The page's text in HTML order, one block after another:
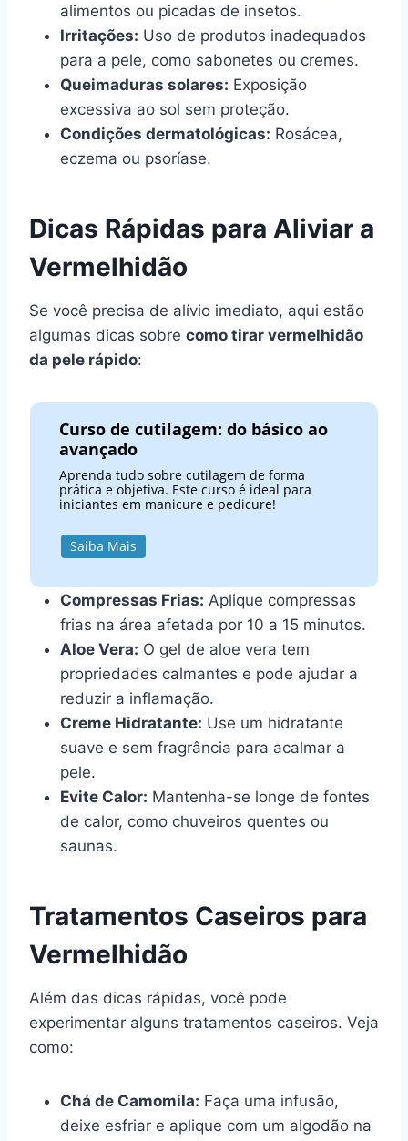
alimentos ou picadas de insetos.
Irritações: Uso de produtos inadequados
para a pele, como sabonetes ou cremes.
Queimaduras solares: Exposição
excessiva ao sol sem proteção.
Condições dermatológicas: Rosácea,
eczema ou psoríase.
Dicas Rápidas para Aliviar a
Vermelhidão
Se você precisa de alívio imediato, aqui estão
algumas dicas sobre como tirar vermelhidão
da pele rápido:
Curso de cutilagem: do básico ao
avançado
Aprenda tudo sobre cutilagem de forma
prática e objetiva. Este curso é ideal para
iniciantes em manicure e pedicure!
Saiba Mais
Compressas Frias: Aplique compressas
frias na área afetada por 10 a 15 minutos.
Aloe Vera: O gel de aloe vera tem
propriedades calmantes e pode ajudar a
reduzir a inflamação.
Creme Hidratante: Use um hidratante
suave e sem fragrância para acalmar a
pele.
Evite Calor: Mantenha-se longe de fontes
de calor, como chuveiros quentes ou
saunas.
Tratamentos Caseiros para
Vermelhidão
Além das dicas rápidas, você pode
experimentar alguns tratamentos caseiros. Veja
como:
Chá de Camomila: Faça uma infusão,
deixe esfriar e aplique com um algodão na